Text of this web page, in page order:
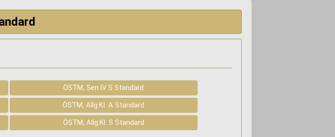
ÖSTM, Sen.IV S Standard
ÖSTM, Allg.Kl. A Standard
ÖSTM, Allg.Kl. S Standard